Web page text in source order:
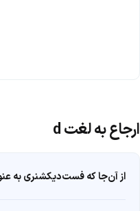
ارجاع به لغت d
از آن‌جا که فست‌دیکشنری به